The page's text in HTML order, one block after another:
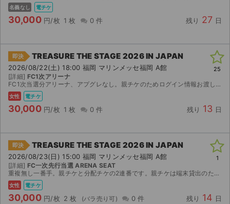
名義なし 電チケ
30,000 円/枚 1 枚 0 件 残り 27 日
即決 TREASURE THE STAGE 2026 IN JAPAN
2026/08/22(土) 18:00 福岡 マリンメッセ福岡 A館
[詳細] FC1次アリーナ
FC1次当選分アリーナ、アプグレなし。親チケのためログイン情報お渡しします。
女性 電チケ
30,000 円/枚 1 枚 0 件 残り 13 日
25
即決 TREASURE THE STAGE 2026 IN JAPAN
2026/08/23(日) 15:00 福岡 マリンメッセ福岡 A館
[詳細] FC一次先行当選 ARENA SEAT
重複無し一番手。親チケと分配チケの2連番です。親チケは端末貸出のため当日は同時入場をお願い致します。 公演中止の場合のみ手数料を除いた金額を返金、その他買い手様都合によるキャンセルは不可です。
女性 電チケ
30,000 円/枚 2 枚 0 件 残り 14 日
1